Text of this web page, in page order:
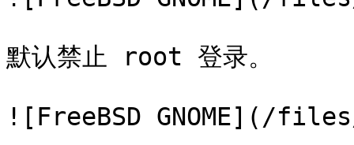
默认禁止 root 登录。
![FreeBSD GNOME](/files/